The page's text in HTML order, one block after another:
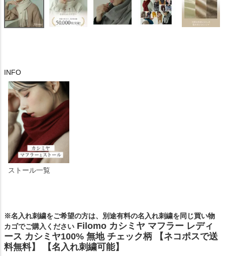
INFO
ストール一覧
※名入れ刺繍をご希望の方は、別途有料の名入れ刺繍を同じ買い物
カゴでご購入ください Filomo カシミヤ マフラー レディ
ース カシミヤ100% 無地 チェック柄 【ネコポスで送
料無料】 【名入れ刺繍可能】